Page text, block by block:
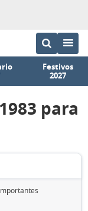
Festivos
2027
para